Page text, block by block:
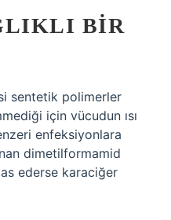
BIR
sentetik polimerler
için vücudun ısı
enfeksiyonlara
dimetilformamid
ederse karaciğer